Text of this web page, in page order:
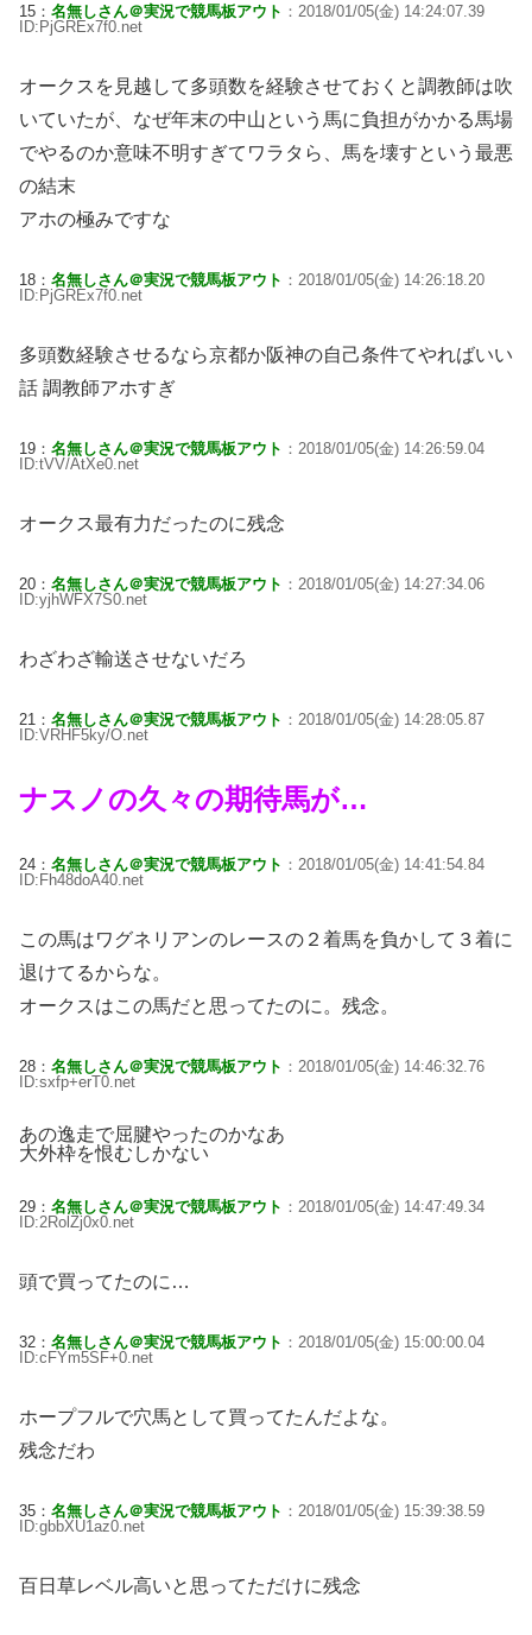
15： 名無しさん＠実況で競馬板アウト ：2018/01/05(金) 14:24:07.39
ID:PjGREx7f0.net
オークスを見越して多頭数を経験させておくと調教師は吹
いていたが、なぜ年末の中山という馬に負担がかかる馬場
でやるのか意味不明すぎてワラタら、馬を壊すという最悪
の結末
アホの極みですな
18： 名無しさん＠実況で競馬板アウト ：2018/01/05(金) 14:26:18.20
ID:PjGREx7f0.net
多頭数経験させるなら京都か阪神の自己条件てやればいい
話 調教師アホすぎ
19： 名無しさん＠実況で競馬板アウト ：2018/01/05(金) 14:26:59.04
ID:tVV/AtXe0.net
オークス最有力だったのに残念
20： 名無しさん＠実況で競馬板アウト ：2018/01/05(金) 14:27:34.06
ID:yjhWFX7S0.net
わざわざ輸送させないだろ
21： 名無しさん＠実況で競馬板アウト ：2018/01/05(金) 14:28:05.87
ID:VRHF5ky/O.net
ナスノの久々の期待馬が…
24： 名無しさん＠実況で競馬板アウト ：2018/01/05(金) 14:41:54.84
ID:Fh48doA40.net
この馬はワグネリアンのレースの２着馬を負かして３着に
退けてるからな。
オークスはこの馬だと思ってたのに。残念。
28： 名無しさん＠実況で競馬板アウト ：2018/01/05(金) 14:46:32.76
ID:sxfp+erT0.net
あの逸走で屈腱やったのかなあ
大外枠を恨むしかない
29： 名無しさん＠実況で競馬板アウト ：2018/01/05(金) 14:47:49.34
ID:2RolZj0x0.net
頭で買ってたのに…
32： 名無しさん＠実況で競馬板アウト ：2018/01/05(金) 15:00:00.04
ID:cFYm5SF+0.net
ホープフルで穴馬として買ってたんだよな。
残念だわ
35： 名無しさん＠実況で競馬板アウト ：2018/01/05(金) 15:39:38.59
ID:gbbXU1az0.net
百日草レベル高いと思ってただけに残念